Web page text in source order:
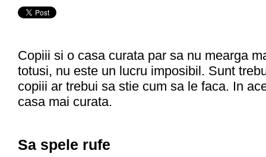
Copiii si o casa curata par sa nu mearga
totusi, nu este un lucru imposibil. Sunt
copiii ar trebui sa stie cum sa le faca. In
casa mai curata.
Sa spele rufe